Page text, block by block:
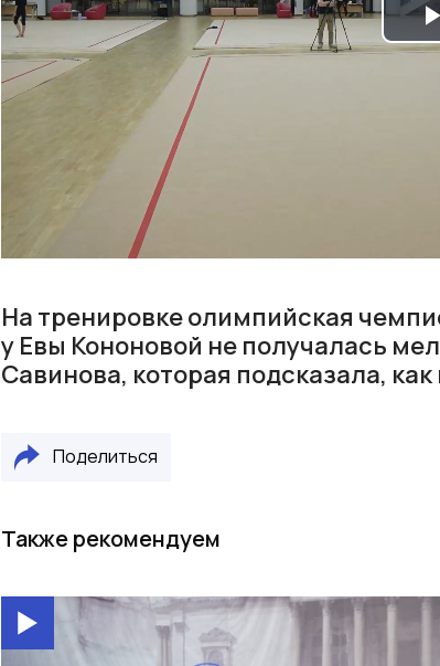
На тренировке олимпийская
у Евы Кононовой не получалась
Савинова, которая подсказала,
Поделиться
Также рекомендуем